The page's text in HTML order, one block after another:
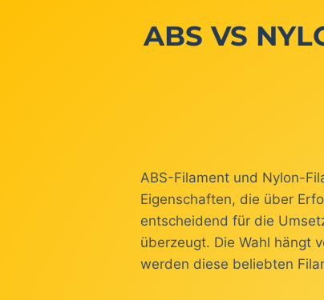
ABS VS
ABS-Filament und Nylon-
Eigenschaften, die über
entscheidend für die
überzeugt. Die Wahl hängt
werden diese beliebten